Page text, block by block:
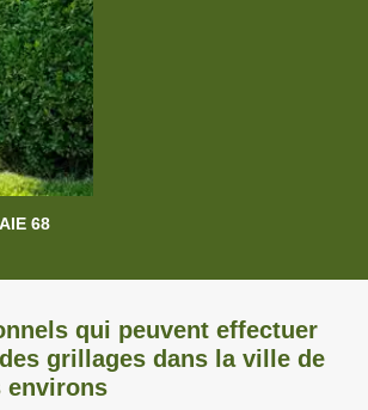
68
qui peuvent effectuer
grillages dans la ville de
environs